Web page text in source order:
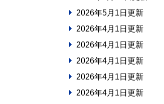
2026年5月1日更新
2026年4月1日更新
2026年4月1日更新
2026年4月1日更新
2026年4月1日更新
2026年4月1日更新